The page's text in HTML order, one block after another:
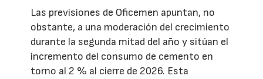
Las previsiones de Oficemen apuntan, no
obstante, a una moderación del crecimiento
durante la segunda mitad del año y sitúan el
incremento del consumo de cemento en
torno al 2 % al cierre de 2026. Esta